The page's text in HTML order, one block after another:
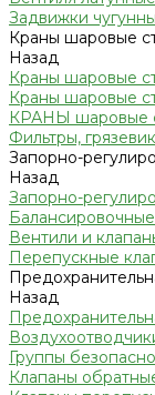
Задвижки
Краны шаровые
Назад
Краны шаровые
Краны шаровые
КРАНЫ шаровые
Фильтры,
Запорно-
Назад
Запорно-
Вентили и
Перепускные
Назад
Группы
Клапаны